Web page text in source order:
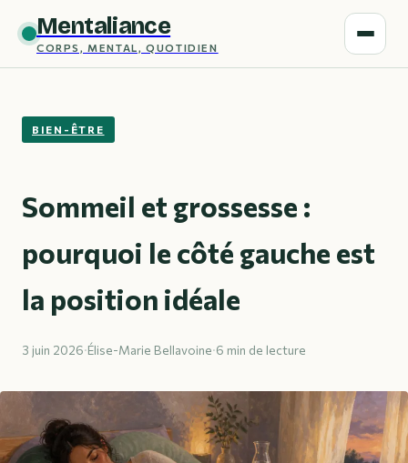
Mentaliance
CORPS, MENTAL, QUOTIDIEN
BIEN-ÊTRE
Sommeil et grossesse :
pourquoi le côté gauche est
la position idéale
3 juin 2026·Élise-Marie Bellavoine·6 min de lecture